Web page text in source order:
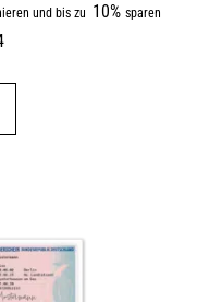
und bis zu 10% sparen